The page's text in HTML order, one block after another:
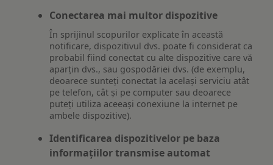
Conectarea mai multor dispozitive
În sprijinul scopurilor explicate în această
notificare, dispozitivul dvs. poate fi considerat ca
probabil fiind conectat cu alte dispozitive care vă
aparțin dvs., sau gospodăriei dvs. (de exemplu,
deoarece sunteți conectat la același serviciu atât
pe telefon, cât și pe computer sau deoarece
puteți utiliza aceeași conexiune la internet pe
ambele dispozitive).
Identificarea dispozitivelor pe baza
informațiilor transmise automat